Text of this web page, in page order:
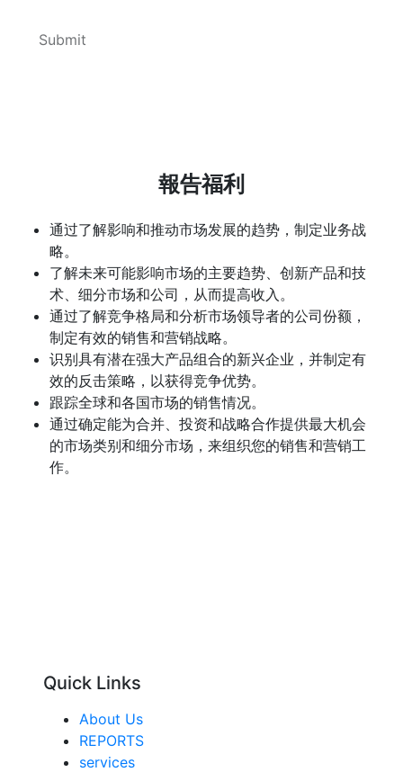
報告福利
通过了解影响和推动市场发展的趋势，制定业务战
略。
了解未来可能影响市场的主要趋势、创新产品和技
术、细分市场和公司，从而提高收入。
通过了解竞争格局和分析市场领导者的公司份额，
制定有效的销售和营销战略。
识别具有潜在强大产品组合的新兴企业，并制定有
效的反击策略，以获得竞争优势。
跟踪全球和各国市场的销售情况。
通过确定能为合并、投资和战略合作提供最大机会
的市场类别和细分市场，来组织您的销售和营销工
作。
Quick Links
About Us
REPORTS
services